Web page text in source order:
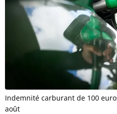
Indemnité carburant de 100
août